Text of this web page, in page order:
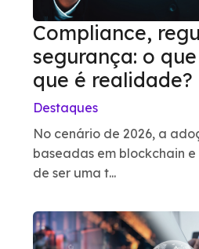
Compliance,
segurança: o
que é realidade?
Destaques
No cenário de 2026, a
baseadas em blockchain
de ser uma t...